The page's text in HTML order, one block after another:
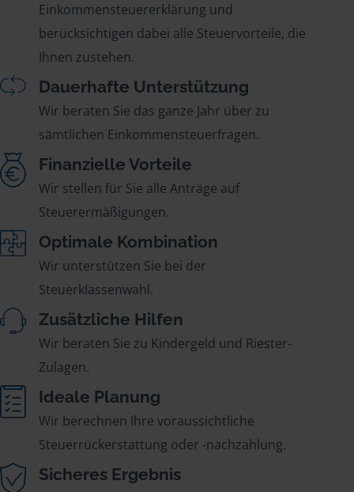
Einkommensteuererklärung und
berücksichtigen dabei alle Steuervorteile, die
Ihnen zustehen.
Dauerhafte Unterstützung
Wir beraten Sie das ganze Jahr über zu
sämtlichen Einkommensteuerfragen.
Finanzielle Vorteile
Wir stellen für Sie alle Anträge auf
Steuerermäßigungen.
Optimale Kombination
Wir unterstützen Sie bei der
Steuerklassenwahl.
Zusätzliche Hilfen
Wir beraten Sie zu Kindergeld und Riester-
Zulagen.
Ideale Planung
Wir berechnen Ihre voraussichtliche
Steuerrückerstattung oder -nachzahlung.
Sicheres Ergebnis